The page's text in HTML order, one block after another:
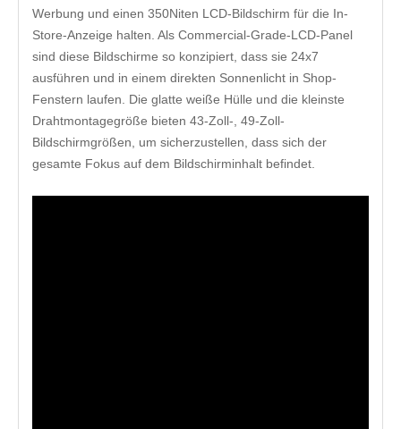
Werbung und einen 350Niten LCD-Bildschirm für die In-
Store-Anzeige halten. Als Commercial-Grade-LCD-Panel
sind diese Bildschirme so konzipiert, dass sie 24x7
ausführen und in einem direkten Sonnenlicht in Shop-
Fenstern laufen. Die glatte weiße Hülle und die kleinste
Drahtmontagegröße bieten 43-Zoll-, 49-Zoll-
Bildschirmgrößen, um sicherzustellen, dass sich der
gesamte Fokus auf dem Bildschirminhalt befindet.